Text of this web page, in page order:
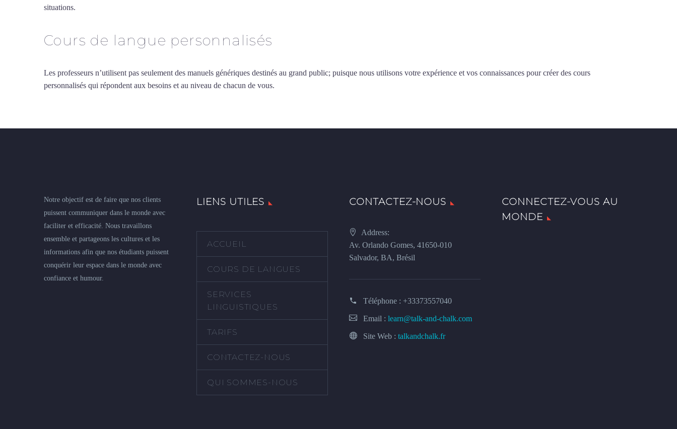
situations.
Cours de langue personnalisés
Les professeurs n’utilisent pas seulement des manuels génériques destinés au grand public; puisque nous utilisons votre expérience et vos connaissances pour créer des cours
personnalisés qui répondent aux besoins et au niveau de chacun de vous.
Notre objectif est de faire que nos clients
puissent communiquer dans le monde avec
faciliter et efficacité. Nous travaillons
ensemble et partageons les cultures et les
informations afin que nos étudiants puissent
conquérir leur espace dans le monde avec
confiance et humour.
LIENS UTILES
ACCUEIL
COURS DE LANGUES
SERVICES
LINGUISTIQUES
TARIFS
CONTACTEZ-NOUS
QUI SOMMES-NOUS
CONTACTEZ-NOUS
Address:
Av. Orlando Gomes, 41650-010
Salvador, BA, Brésil
Téléphone : +33373557040
Email : learn@talk-and-chalk.com
Site Web : talkandchalk.fr
CONNECTEZ-VOUS AU
MONDE